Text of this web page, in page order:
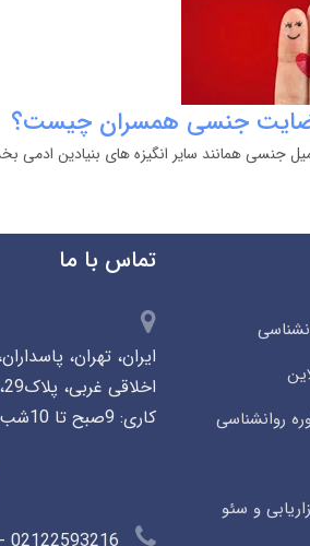
جنسی همسران چیست؟
میل جنسی همانند سایر انگیزه های بنیادین
روانشناسی
و سئو
تماس با ما
ایران، تهران،
کاری: 9صبح تا 10شب